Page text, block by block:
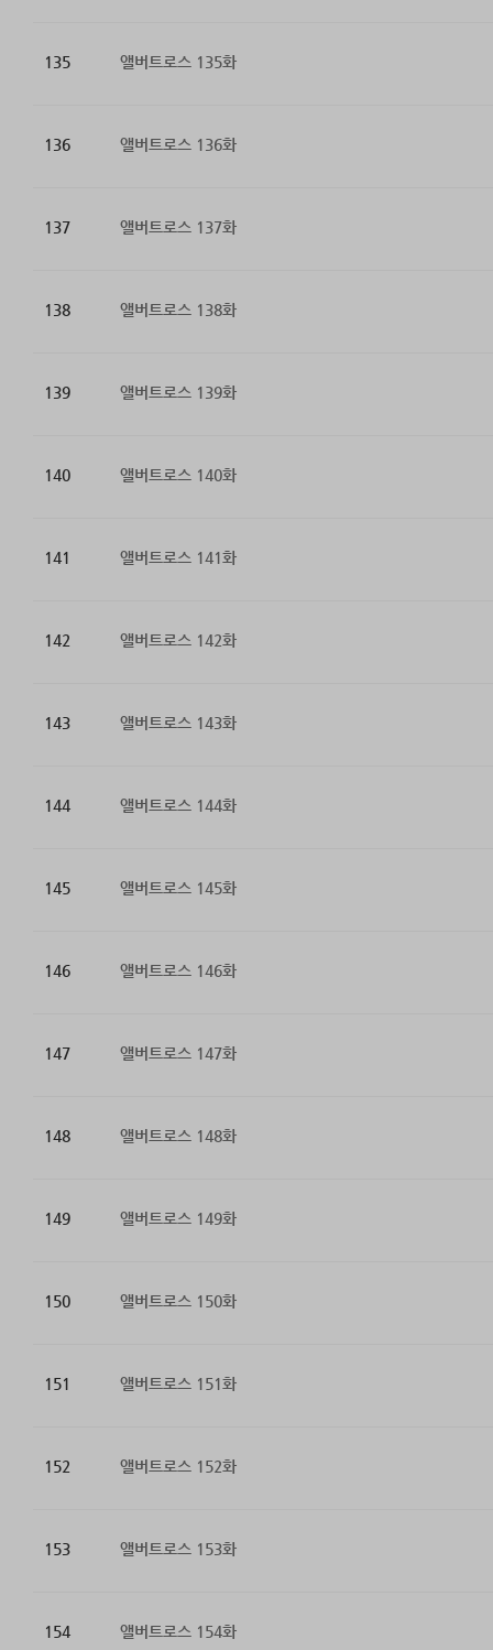
135 앨버트로스 135화
136 앨버트로스 136화
137 앨버트로스 137화
138 앨버트로스 138화
139 앨버트로스 139화
140 앨버트로스 140화
141 앨버트로스 141화
142 앨버트로스 142화
143 앨버트로스 143화
144 앨버트로스 144화
145 앨버트로스 145화
146 앨버트로스 146화
147 앨버트로스 147화
148 앨버트로스 148화
149 앨버트로스 149화
150 앨버트로스 150화
151 앨버트로스 151화
152 앨버트로스 152화
153 앨버트로스 153화
154 앨버트로스 154화